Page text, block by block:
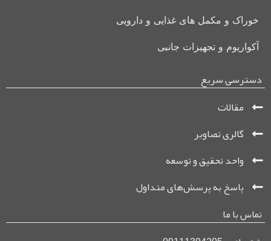
خوراک و مکمل های غذایی و دارویی
آکواریوم و تجهیزات جانبی
دسترسی سریع
مقالات
گالری تصاویر
واحد تحقیق و توسعه
پاسخ به پرسش‌های متداول
تماس با ما